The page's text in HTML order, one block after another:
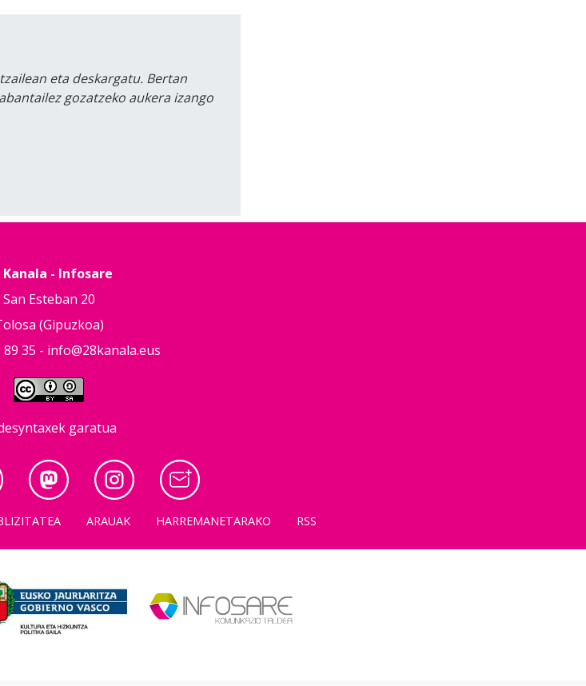
eta deskargatu. Bertan
gozatzeko aukera izango
Kanala - Infosare
San Esteban 20
(Gipuzkoa)
89 35 - info@28kanala.eus
garatua
ARAUAK HARREMANETARAKO RSS